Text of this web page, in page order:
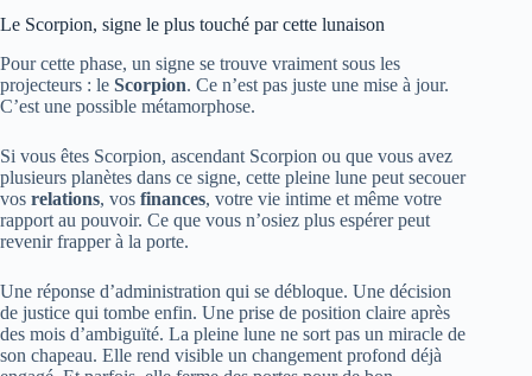
Le Scorpion, signe le plus touché par cette lunaison
Pour cette phase, un signe se trouve vraiment sous les
projecteurs : le Scorpion. Ce n’est pas juste une mise à jour.
C’est une possible métamorphose.
Si vous êtes Scorpion, ascendant Scorpion ou que vous avez
plusieurs planètes dans ce signe, cette pleine lune peut secouer
vos relations, vos finances, votre vie intime et même votre
rapport au pouvoir. Ce que vous n’osiez plus espérer peut
revenir frapper à la porte.
Une réponse d’administration qui se débloque. Une décision
de justice qui tombe enfin. Une prise de position claire après
des mois d’ambiguïté. La pleine lune ne sort pas un miracle de
son chapeau. Elle rend visible un changement profond déjà